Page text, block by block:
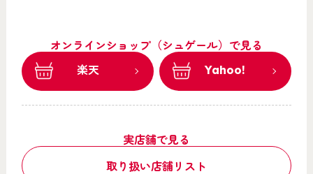
オンラインショップ（シュゲール）で見る
楽天
Yahoo!
実店舗で見る
取り扱い店舗リスト